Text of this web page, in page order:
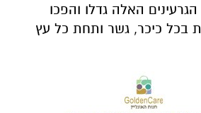
האלה גדלו והפכו
בכל כיכר, גשר ותחת כל עץ